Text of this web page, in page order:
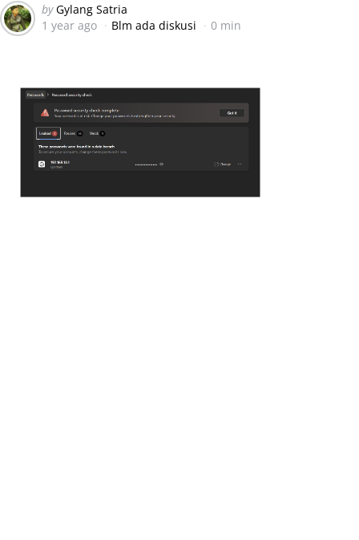
Posted
by
by Gylang Satria
1 year ago
Blm ada diskusi 0 min